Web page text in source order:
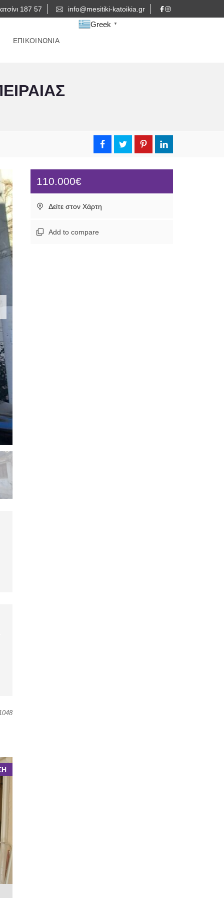
187 57 info@mesitiki-katoikia.gr
ΕΠΙΚΟΙΝΩΝΙΑ
Greek ▼
110.000€
Δείτε στον Χάρτη
Add to compare